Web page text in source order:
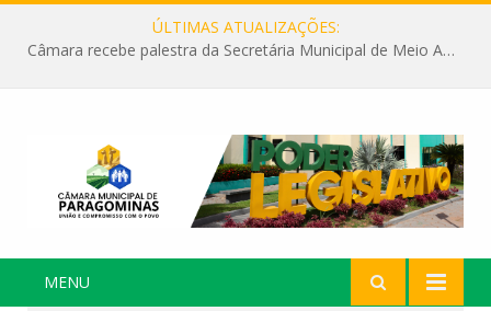
ÚLTIMAS ATUALIZAÇÕES:
Câmara recebe palestra da Secretária Municipal de Meio Ambiente sobre as ações da “SEMANA DO MEIO AMBIENTE”
MENU